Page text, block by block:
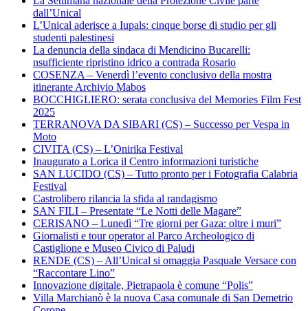
dall’Unical
L’Unical aderisce a Iupals: cinque borse di studio per gli
studenti palestinesi
La denuncia della sindaca di Mendicino Bucarelli:
nsufficiente ripristino idrico a contrada Rosario
COSENZA – Venerdì l’evento conclusivo della mostra
itinerante Archivio Mabos
BOCCHIGLIERO: serata conclusiva del Memories Film Fest
2025
TERRANOVA DA SIBARI (CS) – Successo per Vespa in
Moto
CIVITA (CS) – L’Onirika Festival
Inaugurato a Lorica il Centro informazioni turistiche
SAN LUCIDO (CS) – Tutto pronto per i Fotografia Calabria
Festival
Castrolibero rilancia la sfida al randagismo
SAN FILI – Presentate “Le Notti delle Magare”
CERISANO – Lunedì “Tre giorni per Gaza: oltre i muri”
Giornalisti e tour operator al Parco Archeologico di
Castiglione e Museo Civico di Paludi
RENDE (CS) – All’Unical si omaggia Pasquale Versace con
“Raccontare Lino”
Innovazione digitale, Pietrapaola è comune “Polis”
Villa Marchianò è la nuova Casa comunale di San Demetrio